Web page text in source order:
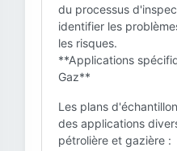
du processus
identifier les
les risques.
**Applications
Gaz**
Les plans
des applications
pétrolière et gazière :